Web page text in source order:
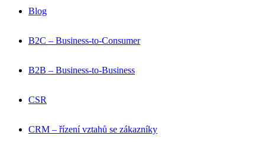
Blog
B2C – Business-to-Consumer
B2B – Business-to-Business
CSR
CRM – řízení vztahů se zákazníky